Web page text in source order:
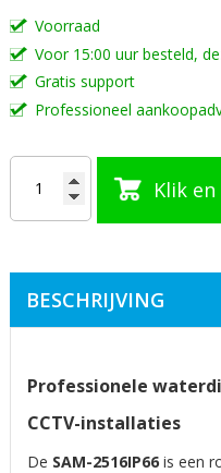
Voorraad
Voor 15:00 uur besteld,
Gratis support
Professioneel
Klik
BESCHRIJVING
Professionele
CCTV-installaties
De SAM-2516IP66is een